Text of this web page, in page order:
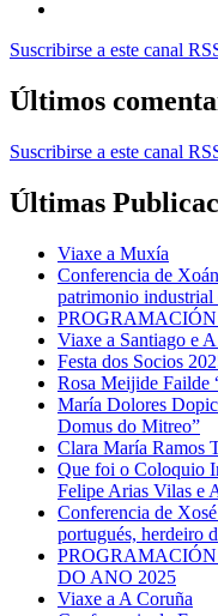
Suscribirse a este canal
Últimos
Suscribirse a este canal
Últimas
Viaxe a Muxía
Conferencia de
patrimonio industrial
PROGRAMACIÓN
Viaxe a Santiago e
Festa dos Socios
Rosa Meijide Failde
María Dolores
Domus do Mitreo”
Clara María Ramos
Que foi o Coloquio
Felipe Arias Vilas e
Conferencia de
portugués, herdeiro
DO ANO 2025
Viaxe a A Coruña